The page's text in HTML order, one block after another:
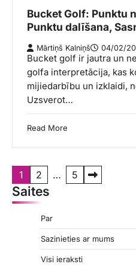
Bucket Golf: Punktu
Punktu dalīšana,
Mārtiņš Kalniņš 04/02/
Bucket golf ir jautra un
golfa interpretācija, kas
mijiedarbību un izklaidi,
Uzsverot…
Read More
o
1 2 … 5
Saites
Par
Sazinieties ar mums
Visi ieraksti